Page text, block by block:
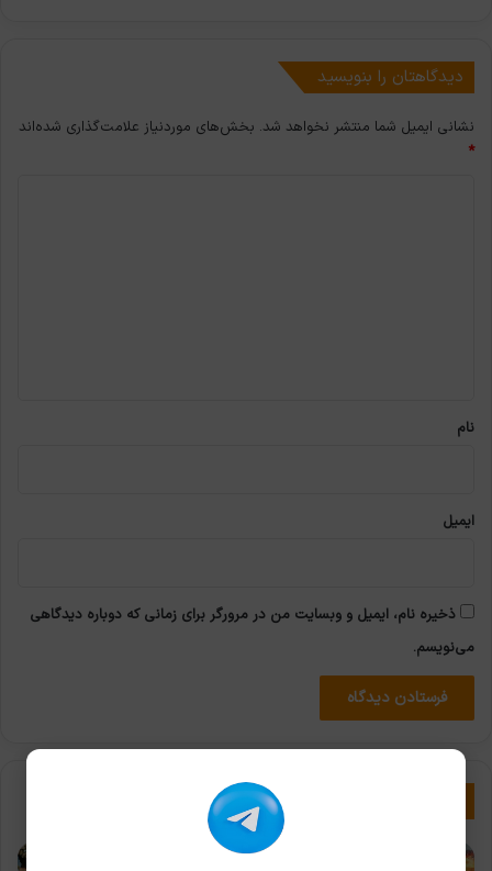
دیدگاهتان را بنویسید
نشانی ایمیل شما منتشر نخواهد شد. بخش‌های موردنیاز علامت‌گذاری شده‌اند
*
نام
ایمیل
ذخیره نام، ایمیل و وبسایت من در مرورگر برای زمانی که دوباره دیدگاهی
می‌نویسم.